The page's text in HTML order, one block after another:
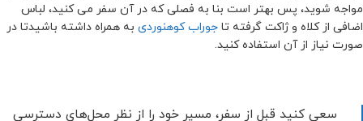
مواجه شوید، پس بهتر است بنا به فصلی که در آن سفر می کنید، لباس
اضافی از کلاه و ژاکت گرفته تا جوراب کوهنوردی به همراه داشته باشیدتا در
صورت نیاز از آن استفاده کنید.
سعی کنید قبل از سفر، مسیر خود را از نظر محل‌های دسترسی